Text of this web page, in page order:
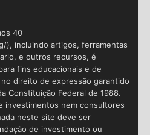
40
), incluindo artigos, ferramentas
e outros recursos, é
fins educacionais e de
direito de expressão garantido
Constituição Federal de 1988.
investimentos nem consultores
neste site deve ser
de investimento ou